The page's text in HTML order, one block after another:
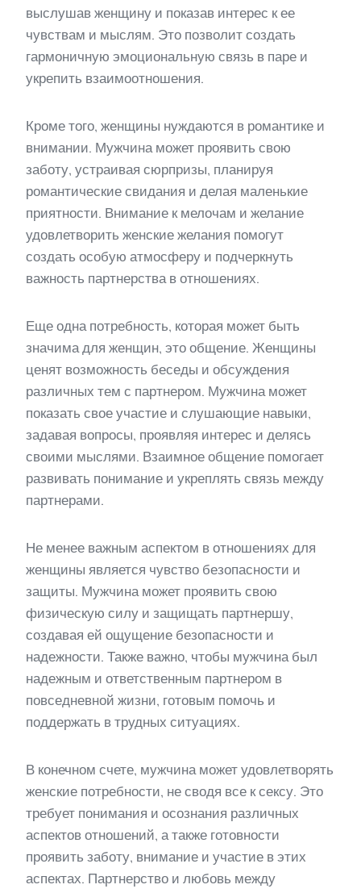
выслушав женщину и показав интерес к ее
чувствам и мыслям. Это позволит создать
гармоничную эмоциональную связь в паре и
укрепить взаимоотношения.
Кроме того, женщины нуждаются в романтике и
внимании. Мужчина может проявить свою
заботу, устраивая сюрпризы, планируя
романтические свидания и делая маленькие
приятности. Внимание к мелочам и желание
удовлетворить женские желания помогут
создать особую атмосферу и подчеркнуть
важность партнерства в отношениях.
Еще одна потребность, которая может быть
значима для женщин, это общение. Женщины
ценят возможность беседы и обсуждения
различных тем с партнером. Мужчина может
показать свое участие и слушающие навыки,
задавая вопросы, проявляя интерес и делясь
своими мыслями. Взаимное общение помогает
развивать понимание и укреплять связь между
партнерами.
Не менее важным аспектом в отношениях для
женщины является чувство безопасности и
защиты. Мужчина может проявить свою
физическую силу и защищать партнершу,
создавая ей ощущение безопасности и
надежности. Также важно, чтобы мужчина был
надежным и ответственным партнером в
повседневной жизни, готовым помочь и
поддержать в трудных ситуациях.
В конечном счете, мужчина может удовлетворять
женские потребности, не сводя все к сексу. Это
требует понимания и осознания различных
аспектов отношений, а также готовности
проявить заботу, внимание и участие в этих
аспектах. Партнерство и любовь между